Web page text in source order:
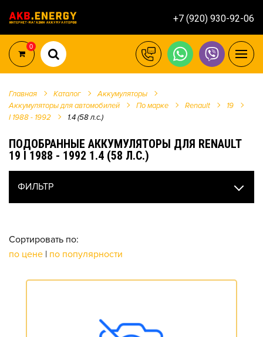
+7 (920) 930-92-06
0
Главная Каталог
Аккумуляторы
Аккумуляторы для автомобилей
По марке Renault
19
I 1988 - 1992
1.4 (58 л.с.)
ПОДОБРАННЫЕ АККУМУЛЯТОРЫ ДЛЯ RENAULT
19 I 1988 - 1992 1.4 (58 Л.С.)
ФИЛЬТР
Сортировать по:
по цене | по популярности